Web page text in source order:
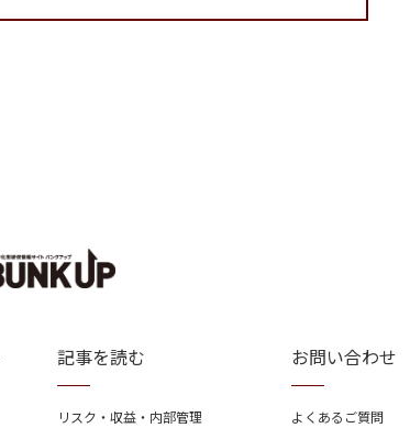
記事を読む
リスク・収益・内部管理
お問い合わせ
よくあるご質問